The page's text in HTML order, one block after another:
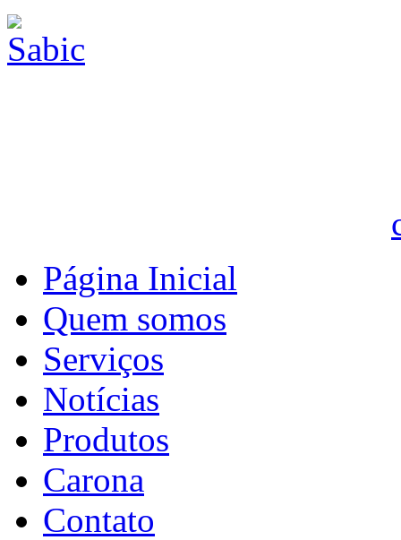
Página Inicial
Quem somos
Serviços
Notícias
Produtos
Carona
Contato